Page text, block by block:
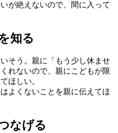
が絶えないので、間に入って
知る
そう。親に「もう少し休ませ
れないので、親にこどもが限
ほしい。
よくないことを親に伝えてほ
なげる